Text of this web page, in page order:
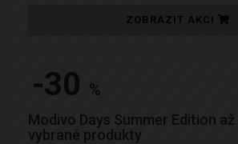
ZOBRAZIT AKCI
-30 %
Modivo Days Summer Edition až
vybrané produkty